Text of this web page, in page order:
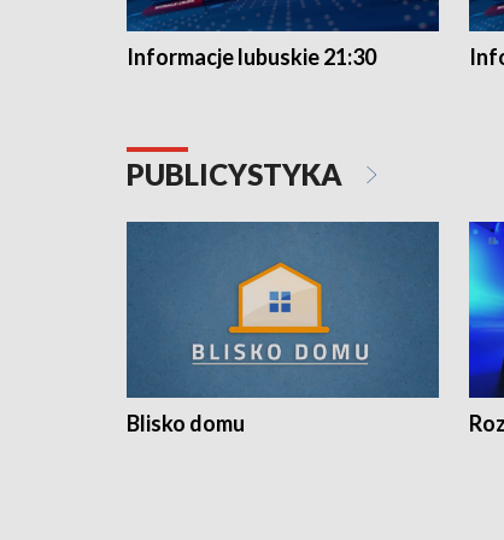
Informacje lubuskie 21:30
PUBLICYSTYKA
Blisko domu